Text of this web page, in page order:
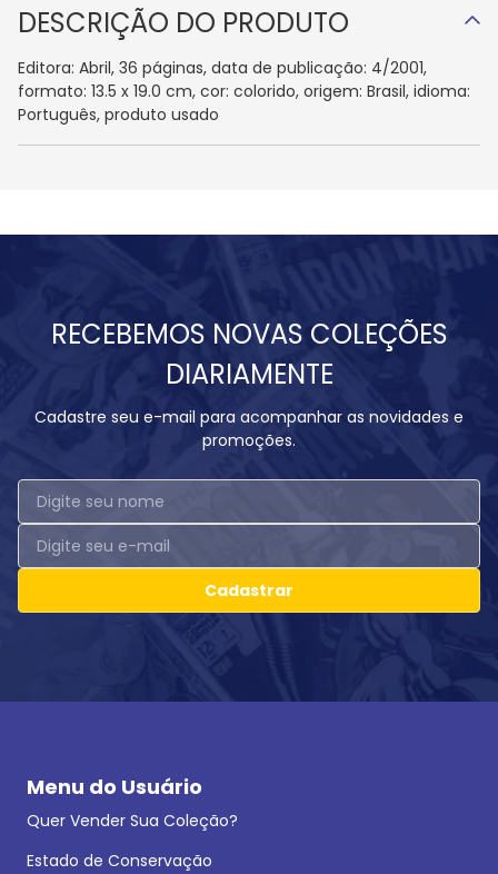
DESCRIÇÃO DO PRODUTO
Editora: Abril, 36 páginas, data de publicação: 4/2001,
formato: 13.5 x 19.0 cm, cor: colorido, origem: Brasil, idioma:
Português, produto usado
RECEBEMOS NOVAS COLEÇÕES
DIARIAMENTE
Cadastre seu e-mail para acompanhar as novidades e
promoções.
Cadastrar
Menu do Usuário
Quer Vender Sua Coleção?
Estado de Conservação